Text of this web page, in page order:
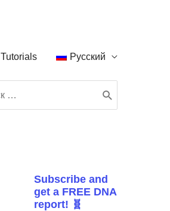
Tutorials Русский
Subscribe and
get a FREE DNA
report! 🧬